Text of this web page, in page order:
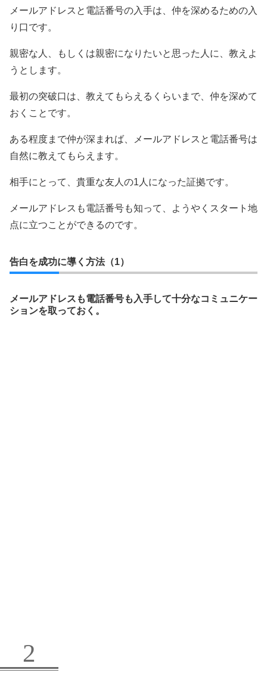
メールアドレスと電話番号の入手は、仲を深めるための入
り口です。
親密な人、もしくは親密になりたいと思った人に、教えよ
うとします。
最初の突破口は、教えてもらえるくらいまで、仲を深めて
おくことです。
ある程度まで仲が深まれば、メールアドレスと電話番号は
自然に教えてもらえます。
相手にとって、貴重な友人の1人になった証拠です。
メールアドレスも電話番号も知って、ようやくスタート地
点に立つことができるのです。
告白を成功に導く方法（1）
メールアドレスも電話番号も入手して十分なコミュニケー
ションを取っておく。
2